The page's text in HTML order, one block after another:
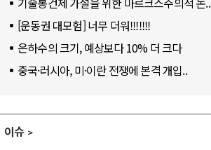
[운동권 대모험] 너무 더워!!!!!!!
은하수의 크기, 예상보다 10% 더 크다
중국·러시아, 미·이란 전쟁에 본격 개입..
이슈